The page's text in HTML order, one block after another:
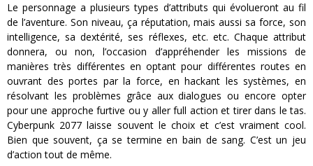
Le personnage a plusieurs types d’attributs qui évolueront au fil
de l’aventure. Son niveau, ça réputation, mais aussi sa force, son
intelligence, sa dextérité, ses réflexes, etc. etc. Chaque attribut
donnera, ou non, l’occasion d’appréhender les missions de
manières très différentes en optant pour différentes routes en
ouvrant des portes par la force, en hackant les systèmes, en
résolvant les problèmes grâce aux dialogues ou encore opter
pour une approche furtive ou y aller full action et tirer dans le tas.
Cyberpunk 2077 laisse souvent le choix et c’est vraiment cool.
Bien que souvent, ça se termine en bain de sang. C’est un jeu
d’action tout de même.